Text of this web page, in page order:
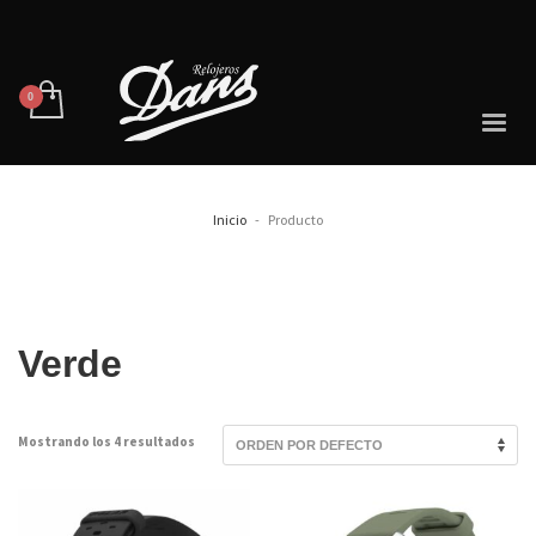
Inicio Producto
Verde
Mostrando los 4 resultados